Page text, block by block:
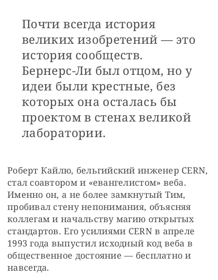
Почти всегда история
великих изобретений — это
история сообществ.
Бернерс-Ли был отцом, но у
идеи были крестные, без
которых она осталась бы
проектом в стенах великой
лаборатории.
Роберт Кайлю, бельгийский инженер CERN,
стал соавтором и «евангелистом» веба.
Именно он, а не более замкнутый Тим,
пробивал стену непонимания, объясняя
коллегам и начальству магию открытых
стандартов. Его усилиями CERN в апреле
1993 года выпустил исходный код веба в
общественное достояние — бесплатно и
навсегда.